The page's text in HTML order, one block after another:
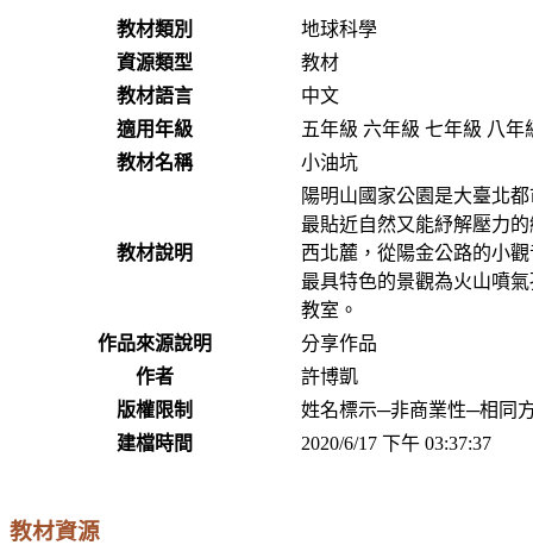
教材類別
地球科學
資源類型
教材
教材語言
中文
適用年級
五年級 六年級 七年級 八
教材名稱
小油坑
教材說明
陽明山國家公園是大臺北
最貼近自然又能紓解壓力
西北麓，從陽金公路的小
最具特色的景觀為火山噴
教室。
作品來源說明
分享作品
作者
許博凱
版權限制
姓名標示─非商業性─相同
建檔時間
2020/6/17 下午 03:37:37
教材資源